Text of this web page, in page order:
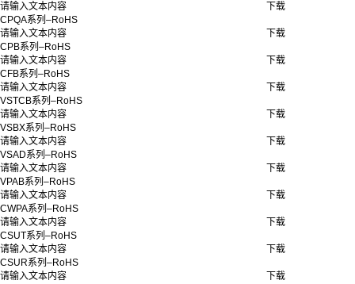
请输入文本内容
CPQA系列–RoHS
下载
请输入文本内容
CPB系列–RoHS
下载
请输入文本内容
CFB系列–RoHS
下载
请输入文本内容
VSTCB系列–RoHS
下载
请输入文本内容
VSBX系列–RoHS
下载
请输入文本内容
VSAD系列–RoHS
下载
请输入文本内容
VPAB系列–RoHS
下载
请输入文本内容
CWPA系列–RoHS
下载
请输入文本内容
CSUT系列–RoHS
下载
请输入文本内容
CSUR系列–RoHS
下载
请输入文本内容 下载